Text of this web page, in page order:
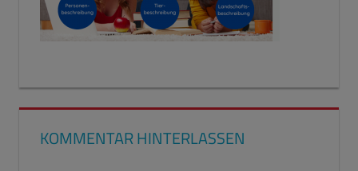
KOMMENTAR HINTERLASSEN